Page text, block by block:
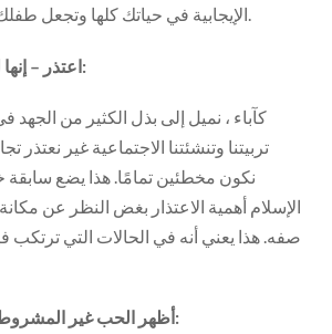
الإيجابية في حياتك كلها وتجعل طفلك ينقل نفس الصفات.
اعتذر – إنها ليست مشكلة كبيرة:
كآباء ، نميل إلى بذل الكثير من الجهد
تربيتنا وتنشئتنا الاجتماعية غير نعتذر
نكون مخطئين تمامًا. هذا يضع سابقة
الإسلام أهمية الاعتذار بغض النظر عن
صفه. هذا يعني أنه في الحالات التي ترتكب
أظهر الحب غير المشروط – طفلك بحاجة إليه: